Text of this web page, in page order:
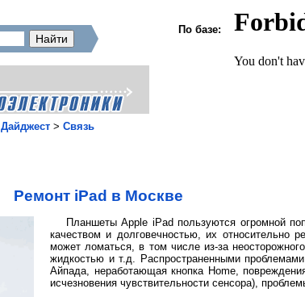
По базе:
Дайджест > Связь
Ремонт iPad в Москве
Планшеты Apple iPad пользуются огромной
качеством и долговечностью, их относительно
может ломаться, в том числе из-за
жидкостью и т.д. Распространенными
Айпада, неработающая кнопка Home,
исчезновения чувствительности сенсора),